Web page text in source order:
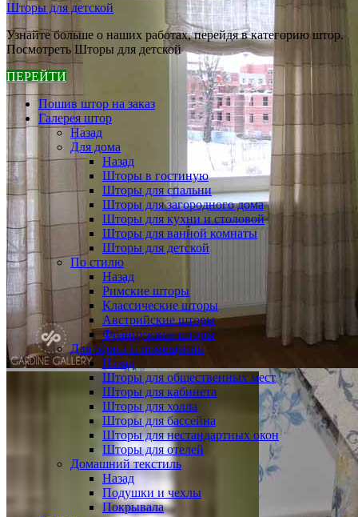
Шторы для детской
Узнайте больше о наших работах, перейдя в категорию штор.
Посмотреть Шторы для детской
ПЕРЕЙТИ
Пошив штор на заказ
Галерея штор
Назад
Для дома
Назад
Шторы в гостиную
Шторы для спальни
Шторы для загородного дома
Шторы для кухни и столовой
Шторы для ванной комнаты
Шторы для детской
По стилю
Назад
Римские шторы
Классические шторы
Австрийские шторы
Французские шторы
Для офиса и помещений
Назад
Шторы для общественных мест
Шторы для кабинета
Шторы для холла
Шторы для бассейна
Шторы для нестандартных окон
Шторы для отелей
Домашний текстиль
Назад
Подушки и чехлы
Покрывала